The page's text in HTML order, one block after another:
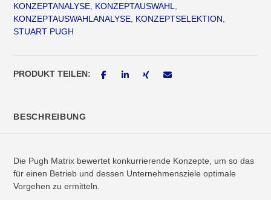
KONZEPTANALYSE KONZEPTAUSWAHL
KONZEPTAUSWAHLANALYSE KONZEPTSELEKTION
STUART PUGH
PRODUKT TEILEN:
BESCHREIBUNG
Die Pugh Matrix bewertet konkurrierende Konzepte, um so das
für einen Betrieb und dessen Unternehmensziele optimale
Vorgehen zu ermitteln.